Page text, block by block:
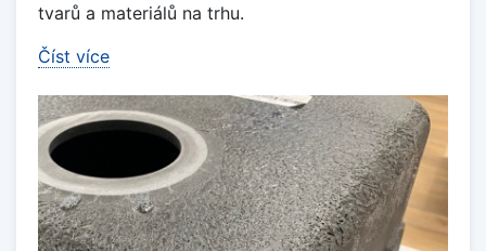
tvarů a materiálů na trhu.
Číst více